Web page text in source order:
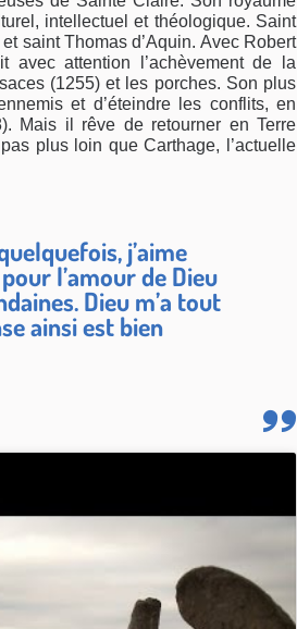
intellectuel et théologique. Saint
saint Thomas d’Aquin. Avec Robert
attention l’achèvement de la
(1255) et les porches. Son plus
et d’éteindre les conflits, en
Mais il rêve de retourner en Terre
plus loin que Carthage, l’actuelle
j’aime
l’amour de Dieu
Dieu m’a tout
ainsi est bien